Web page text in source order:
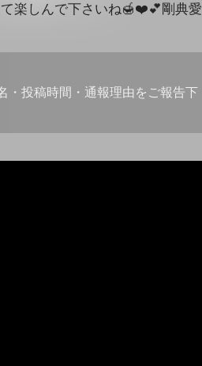
楽しんで下さいね🍯❤️💕剛典愛
・投稿時間・通報理由をご報告下